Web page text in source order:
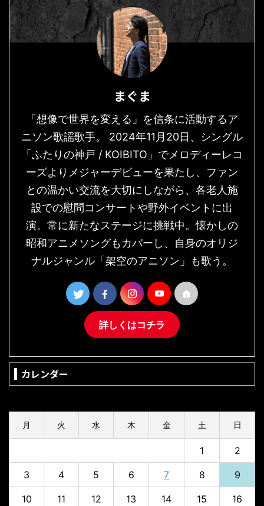
まぐま
「想像で世界を変える」を信条に活動するア
ニソン歌謡歌手。 2024年11月20日、シングル
「ふたりの神戸 / KOIBITO」でメロディーレコ
ーズよりメジャーデビューを果たし、ファン
との温かい交流を大切にしながら、各老人施
設での慰問コンサートや野外イベントに出
演。常に新たなステージに挑戦中。懐かしの
昭和アニメソングもカバーし、自身のオリジ
ナルジャンル「架空のアニソン」も歌う。
詳しくはコチラ
カレンダー
月 火 水 木 金 土 日
1 2
3 4 5 6 7 8 9
10 11 12 13 14 15 16